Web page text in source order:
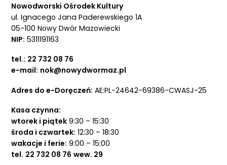
Nowodworski Ośrodek Kultury
ul. Ignacego Jana Paderewskiego 1A
05-100 Nowy Dwór Mazowiecki
NIP: 5311191163
tel.: 22 732 08 76
e-mail: nok@nowydwormaz.pl
Adres do e-Doręczeń: AE:PL-24642-69386-CWASJ-25
Kasa czynna:
wtorek i piątek9:30 – 15:30
środa i czwartek: 12:30 – 18:30
wakacje i ferie: 9:00 – 15:00
tel. 22 732 08 76 wew. 29